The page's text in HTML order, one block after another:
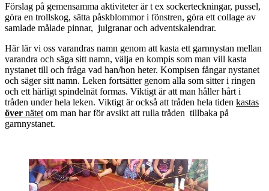
Förslag på gemensamma aktiviteter är t ex sockerteckningar, pussel,
göra en trollskog, sätta påskblommor i fönstren, göra ett collage av
samlade målade pinnar, julgranar och adventskalendrar.
Här lär vi oss varandras namn genom att kasta ett garnnystan mellan
varandra och säga sitt namn, välja en kompis som man vill kasta
nystanet till och fråga vad han/hon heter. Kompisen fångar nystanet
och säger sitt namn. Leken fortsätter genom alla som sitter i ringen
och ett härligt spindelnät formas. Viktigt är att man håller hårt i
tråden under hela leken. Viktigt är också att tråden hela tiden kastas
över nätet om man har för avsikt att rulla tråden tillbaka på
garnnystanet.